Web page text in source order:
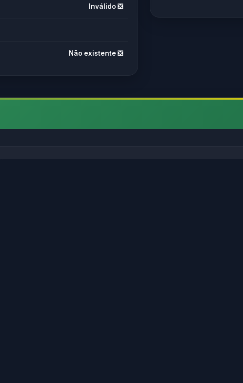
Inválido ❎
Não existente ❎